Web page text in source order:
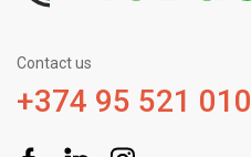
Contact us
+374 95 521 010